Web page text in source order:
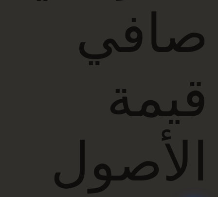
صافي
قيمة
الأصول